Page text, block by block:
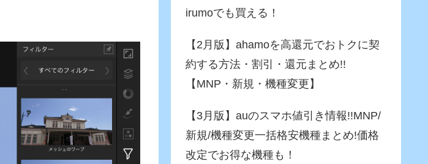
irumoでも買える！
【2月版】ahamoを高還元でおトクに契
約する方法・割引・還元まとめ!!
【MNP・新規・機種変更】
【3月版】auのスマホ値引き情報!!MNP/
新規/機種変更一括格安機種まとめ!価格
改定でお得な機種も！